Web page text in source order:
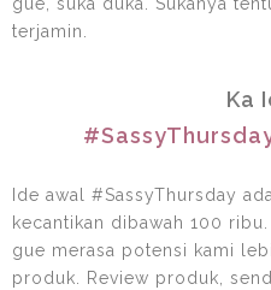
gue, suka duka. Sukanya
terjamin.
Ka
Ide awal #SassyThursday
kecantikan dibawah 100
gue merasa potensi kami
produk. Review produk,